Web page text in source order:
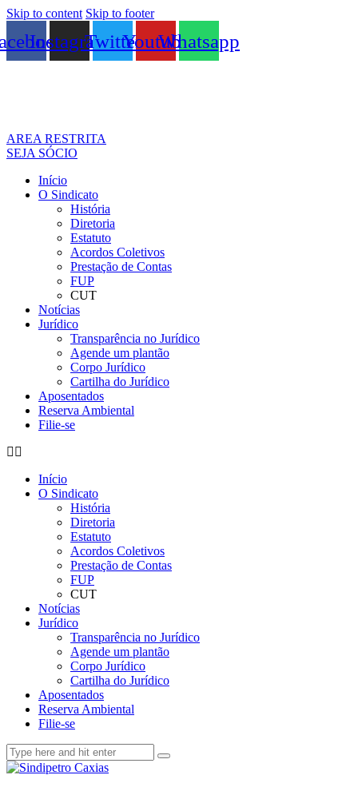
Skip to content Skip to footer
InstagramTwitterYoutubeWhatsapp
AREA RESTRITA
SEJA SÓCIO
Início
O Sindicato
História
Diretoria
Estatuto
Acordos Coletivos
Prestação de Contas
FUP
CUT
Notícias
Jurídico
Transparência no Jurídico
Agende um plantão
Corpo Jurídico
Cartilha do Jurídico
Aposentados
Reserva Ambiental
Filie-se
Início
O Sindicato
História
Diretoria
Estatuto
Acordos Coletivos
Prestação de Contas
FUP
CUT
Notícias
Jurídico
Transparência no Jurídico
Agende um plantão
Corpo Jurídico
Cartilha do Jurídico
Aposentados
Reserva Ambiental
Filie-se